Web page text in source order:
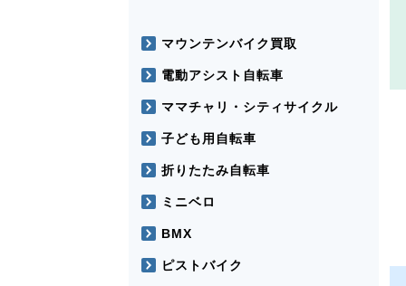
マウンテンバイク買取
電動アシスト自転車
ママチャリ・シティサイクル
子ども用自転車
折りたたみ自転車
ミニベロ
BMX
ピストバイク